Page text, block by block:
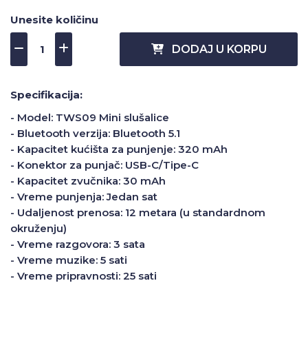
Unesite količinu
DODAJ U KORPU
Specifikacija:
- Model: TWS09 Mini slušalice
- Bluetooth verzija: Bluetooth 5.1
- Kapacitet kućišta za punjenje: 320 mAh
- Konektor za punjač: USB-C/Tipe-C
- Kapacitet zvučnika: 30 mAh
- Vreme punjenja: Jedan sat
- Udaljenost prenosa: 12 metara (u standardnom
okruženju)
- Vreme razgovora: 3 sata
- Vreme muzike: 5 sati
- Vreme pripravnosti: 25 sati